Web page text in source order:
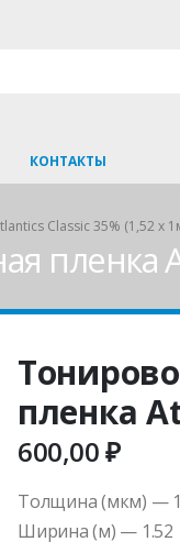
КОНТАКТЫ
Classic 35% (1,52 х
пленка
пленка
600,00₽
Толщина (мкм) —
Ширина (м) — 1.52